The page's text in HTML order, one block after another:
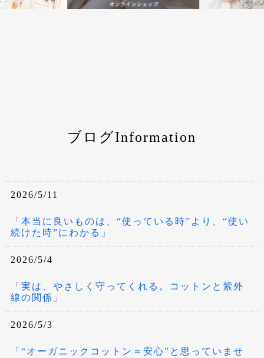
ブログInformation
2026/5/11
「本当に良いものは、“使っている時”より、“使い
続けた時”にわかる」
2026/5/4
「実は、やさしく守ってくれる。コットンと紫外
線の関係」
2026/5/3
「“オーガニックコットン＝安心”と思っていませ